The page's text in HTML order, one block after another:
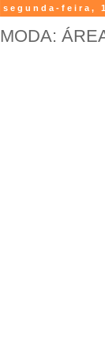
segunda-feira,
MODA: